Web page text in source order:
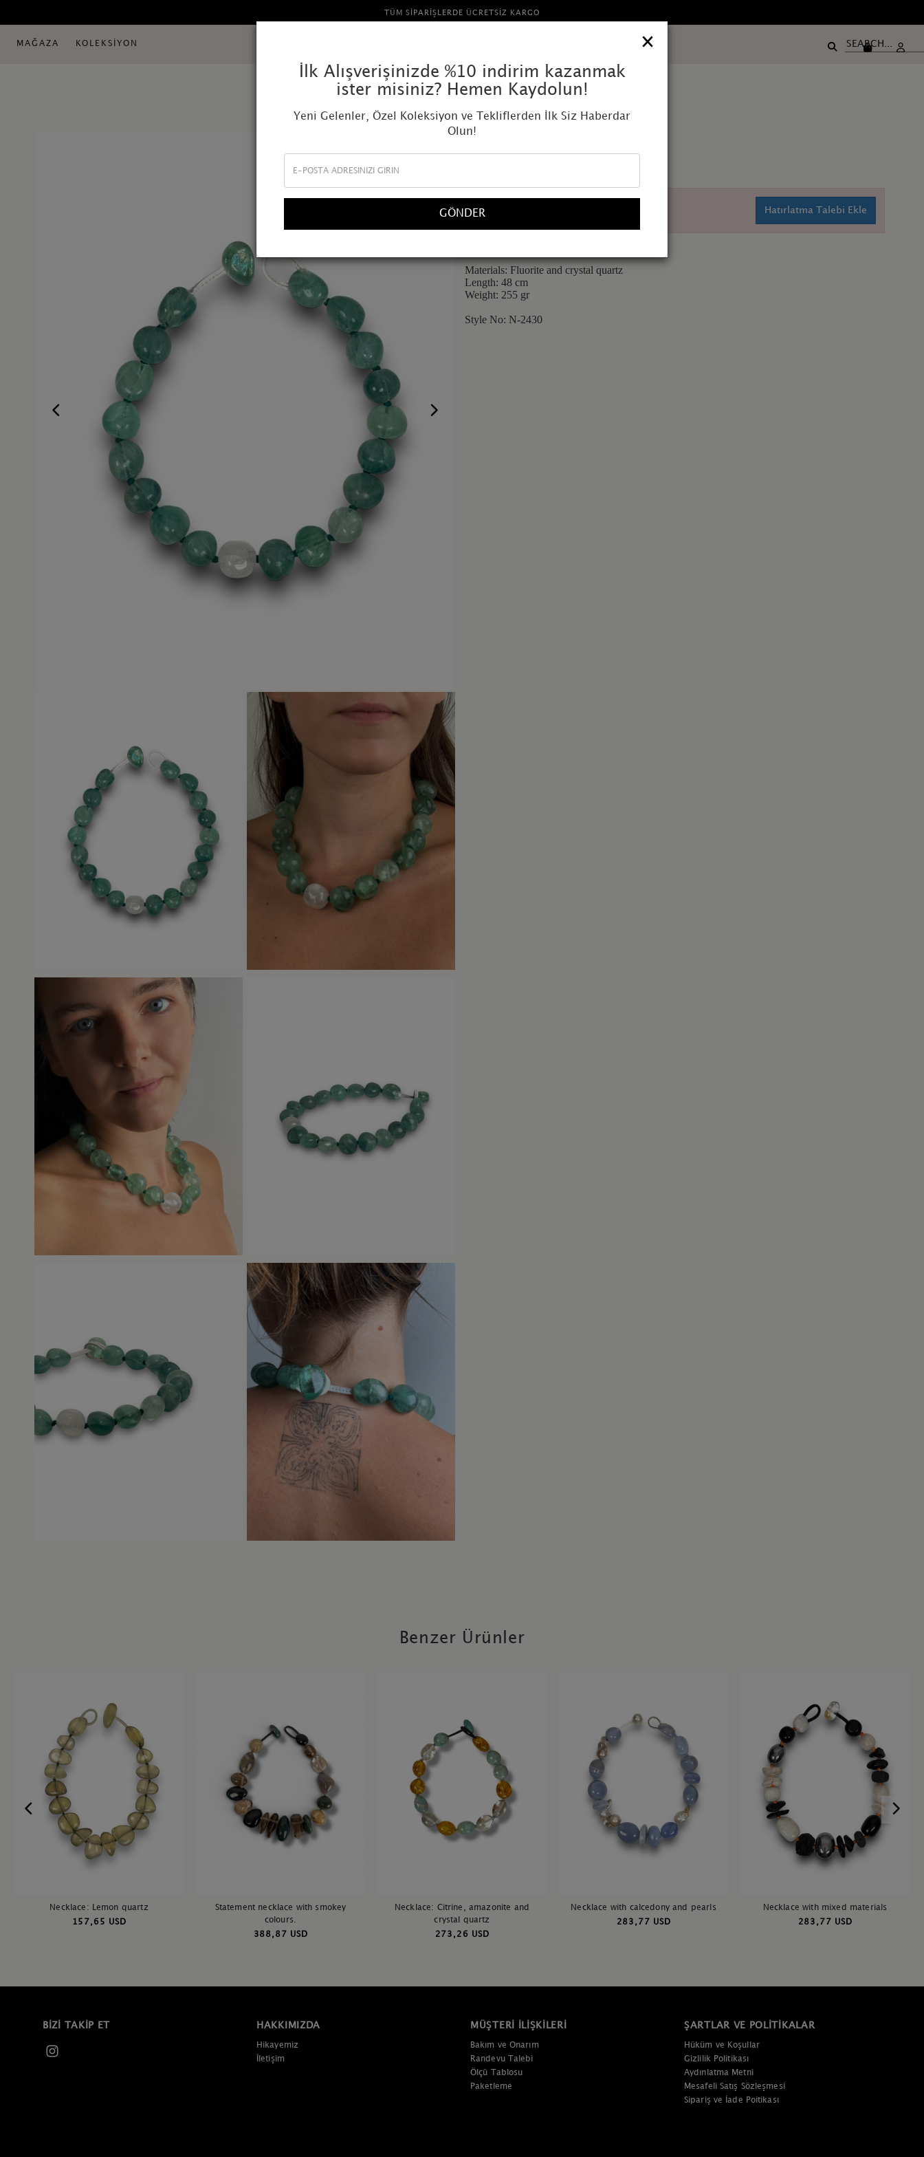
TÜM SIPARIŞLERDE ÜCRETSIZ KARGO
MAĞAZA KOLEKSİYON
Hatırlatma Talebi Ekle
Materials: Fluorite and crystal quartz
Length: 48 cm
Weight: 255 gr
Style No: N-2430
Benzer Ürünler
Necklace: Lemon quartz
157,65 USD
Statement necklace with smokey
colours.
388,87 USD
Necklace: Citrine, amazonite and
crystal quartz
273,26 USD
Necklace with calcedony and pearls
283,77 USD
Necklace with mixed materials
283,77 USD
BIZI TAKIP ET HAKKIMIZDA
Hikayemiz
İletişim
MÜŞTERI İLIŞKILERI
Bakım ve Onarım
Randevu Talebi
Ölçü Tablosu
Paketleme
ŞARTLAR VE POLITIKALAR
Hüküm ve Koşullar
Gizlilik Politikası
Aydınlatma Metni
Mesafeli Satış Sözleşmesi
Sipariş ve İade Poitikası
×
İlk Alışverişinizde %10 indirim kazanmak
ister misiniz? Hemen Kaydolun!
Yeni Gelenler, Özel Koleksiyon ve Tekliflerden İlk Siz Haberdar
Olun!
GÖNDER